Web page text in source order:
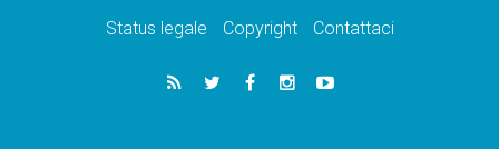
Status legale
Copyright Contattaci